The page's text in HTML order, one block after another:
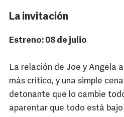
La invitación
Estreno: 08 de julio
La relación de Joe y Angela
más crítico, y una simple
detonante que lo cambie
aparentar que todo está